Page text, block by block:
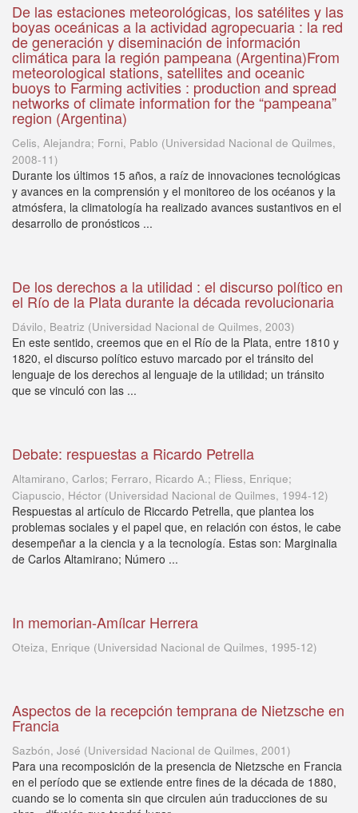
De las estaciones meteorológicas, los satélites y las
boyas oceánicas a la actividad agropecuaria : la red
de generación y diseminación de información
climática para la región pampeana (Argentina)From
meteorological stations, satellites and oceanic
buoys to Farming activities : production and spread
networks of climate information for the “pampeana”
region (Argentina)
Celis, Alejandra; Forni, Pablo (Universidad Nacional de Quilmes,
2008-11)
Durante los últimos 15 años, a raíz de innovaciones tecnológicas
y avances en la comprensión y el monitoreo de los océanos y la
atmósfera, la climatología ha realizado avances sustantivos en el
desarrollo de pronósticos ...
De los derechos a la utilidad : el discurso político en
el Río de la Plata durante la década revolucionaria
Dávilo, Beatriz (Universidad Nacional de Quilmes, 2003)
En este sentido, creemos que en el Río de la Plata, entre 1810 y
1820, el discurso político estuvo marcado por el tránsito del
lenguaje de los derechos al lenguaje de la utilidad; un tránsito
que se vinculó con las ...
Debate: respuestas a Ricardo Petrella
Altamirano, Carlos; Ferraro, Ricardo A.; Fliess, Enrique;
Ciapuscio, Héctor (Universidad Nacional de Quilmes, 1994-12)
Respuestas al artículo de Riccardo Petrella, que plantea los
problemas sociales y el papel que, en relación con éstos, le cabe
desempeñar a la ciencia y a la tecnología. Estas son: Marginalia
de Carlos Altamirano; Número ...
In memorian-Amílcar Herrera
Oteiza, Enrique (Universidad Nacional de Quilmes, 1995-12)
Aspectos de la recepción temprana de Nietzsche en
Francia
Sazbón, José (Universidad Nacional de Quilmes, 2001)
Para una recomposición de la presencia de Nietzsche en Francia
en el período que se extiende entre fines de la década de 1880,
cuando se lo comenta sin que circulen aún traducciones de su